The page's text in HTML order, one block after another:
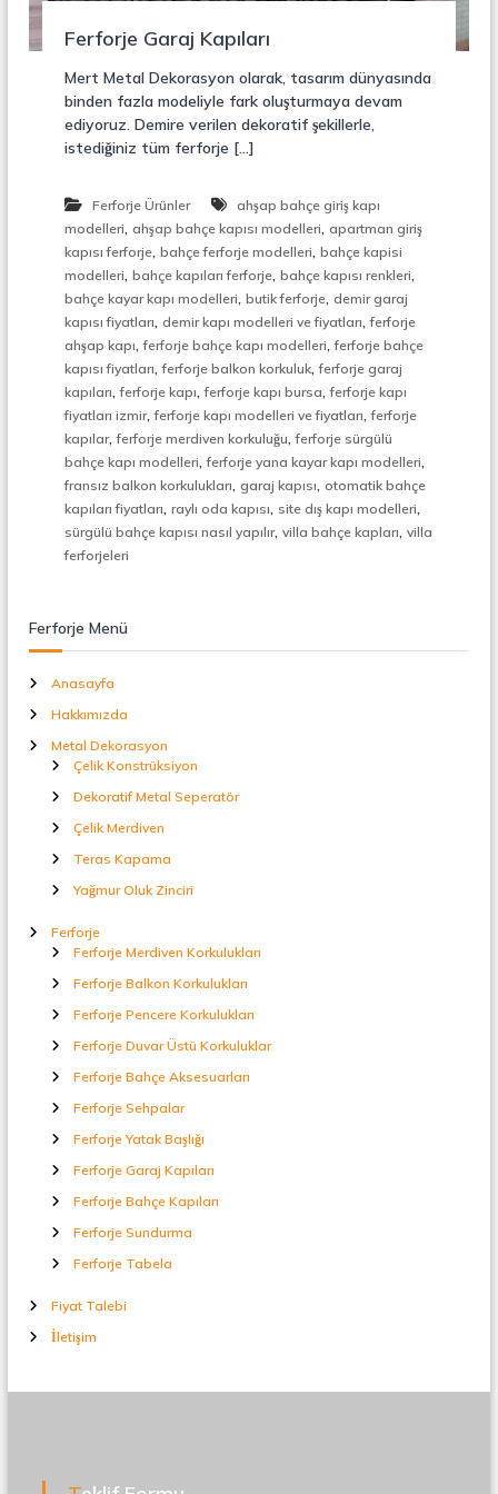
i
y
o
e
l
i
k
e
r
d
i
v
,
M
e
t
a
r
Ferforje Garaj Kapıları
Mert Metal Dekorasyon olarak, tasarım dünyasında
binden fazla modeliyle fark oluşturmaya devam
ediyoruz. Demire verilen dekoratif şekillerle,
istediğiniz tüm ferforje […]
Ferforje Ürünler
ahşap bahçe giriş kapı
modelleri, ahşap bahçe kapısı modelleri, apartman giriş
kapısı ferforje, bahçe ferforje modelleri, bahçe kapisi
modelleri, bahçe kapıları ferforje, bahçe kapısı renkleri,
bahçe kayar kapı modelleri, butik ferforje, demir garaj
kapısı fiyatları, demir kapı modelleri ve fiyatları,ferforje
ahşap kapı,ferforje bahçe kapı modelleri,ferforje bahçe
kapısı fiyatları,ferforje balkon korkuluk,ferforje garaj
kapıları,ferforje kapı,ferforje kapı bursa,ferforje kapı
fiyatları izmir,ferforje kapı modelleri ve fiyatları,ferforje
kapılar,ferforje merdiven korkuluğu,ferforje sürgülü
bahçe kapı modelleri,ferforje yana kayar kapı modelleri,
fransız balkon korkulukları, garaj kapısı, otomatik bahçe
kapıları fiyatları, raylı oda kapısı, site dış kapı modelleri,
sürgülü bahçe kapısı nasıl yapılır, villa bahçe kapları, villa
ferforjeleri
Ferforje Menü
Anasayfa
Hakkımızda
Metal Dekorasyon
Çelik Konstrüksiyon
Dekoratif Metal Seperatör
Çelik Merdiven
Teras Kapama
Yağmur Oluk Zinciri
Ferforje
Ferforje Merdiven Korkulukları
Ferforje Balkon Korkulukları
Ferforje Pencere Korkulukları
Ferforje Duvar Üstü Korkuluklar
Ferforje Bahçe Aksesuarları
Ferforje Sehpalar
Ferforje Yatak Başlığı
Ferforje Garaj Kapıları
Ferforje Bahçe Kapıları
Ferforje Sundurma
Ferforje Tabela
Fiyat Talebi
İletişim